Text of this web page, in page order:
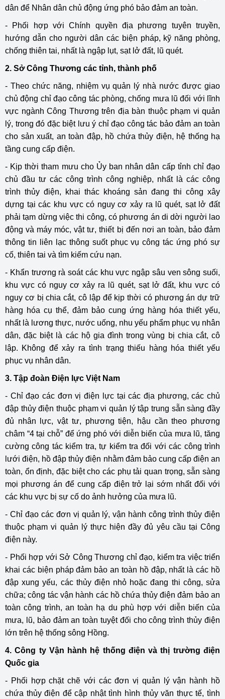
dân để Nhân dân chủ động ứng phó bảo đảm an toàn.
- Phối hợp với Chính quyền địa phương tuyên truyền,
hướng dẫn cho người dân các biện pháp, kỹ năng phòng,
chống thiên tai, nhất là ngập lụt, sạt lở đất, lũ quét.
2. Sở Công Thương các tỉnh, thành phố
- Theo chức năng, nhiệm vụ quản lý nhà nước được giao
chủ động chỉ đạo công tác phòng, chống mưa lũ đối với lĩnh
vực ngành Công Thương trên địa bàn thuộc phạm vi quản
lý, trong đó đặc biệt lưu ý chỉ đạo công tác bảo đảm an toàn
cho sản xuất, an toàn đập, hồ chứa thủy điện, hệ thống hạ
tầng cung cấp điện.
- Kịp thời tham mưu cho Ủy ban nhân dân cấp tỉnh chỉ đạo
chủ đầu tư các công trình công nghiệp, nhất là các công
trình thủy điện, khai thác khoáng sản đang thi công xây
dựng tại các khu vực có nguy cơ xảy ra lũ quét, sạt lở đất
phải tạm dừng việc thi công, có phương án di dời người lao
động và máy móc, vật tư, thiết bị đến nơi an toàn, bảo đảm
thông tin liên lạc thông suốt phục vụ công tác ứng phó sự
cố, thiên tai và tìm kiếm cứu nạn.
- Khẩn trương rà soát các khu vực ngập sâu ven sông suối,
khu vực có nguy cơ xảy ra lũ quét, sạt lở đất, khu vực có
nguy cơ bị chia cắt, cô lập để kịp thời có phương án dự trữ
hàng hóa cụ thể, đảm bảo cung ứng hàng hóa thiết yếu,
nhất là lương thực, nước uống, nhu yếu phẩm phục vụ nhân
dân, đặc biệt là các hộ gia đình trong vùng bị chia cắt, cô
lập. Không để xảy ra tình trạng thiếu hàng hóa thiết yếu
phục vụ nhân dân.
3. Tập đoàn Điện lực Việt Nam
- Chỉ đạo các đơn vị điện lực tại các địa phương, các chủ
đập thủy điện thuộc phạm vi quản lý tập trung sẵn sàng đầy
đủ nhân lực, vật tư, phương tiện, hậu cần theo phương
châm “4 tại chỗ” để ứng phó với diễn biến của mưa lũ, tăng
cường công tác kiểm tra, tự kiểm tra đối với các công trình
lưới điện, hồ đập thủy điện nhằm đảm bảo cung cấp điện an
toàn, ổn định, đặc biệt cho các phụ tải quan trọng, sẵn sàng
mọi phương án để cung cấp điện trở lại sớm nhất đối với
các khu vực bị sự cố do ảnh hưởng của mưa lũ.
- Chỉ đạo các đơn vị quản lý, vận hành công trình thủy điện
thuộc phạm vi quản lý thực hiện đầy đủ yêu cầu tại Công
điện này.
- Phối hợp với Sở Công Thương chỉ đạo, kiểm tra việc triển
khai các biện pháp đảm bảo an toàn hồ đập, nhất là các hồ
đập xung yếu, các thủy điện nhỏ hoặc đang thi công, sửa
chữa; công tác vận hành các hồ chứa thủy điện đảm bảo an
toàn công trình, an toàn hạ du phù hợp với diễn biến của
mưa, lũ, bảo đảm an toàn tuyệt đối cho công trình thủy điện
lớn trên hệ thống sông Hồng.
4. Công ty Vận hành hệ thống điện và thị trường điện
Quốc gia
- Phối hợp chặt chẽ với các đơn vị quản lý vận hành hồ
chứa thủy điện để cập nhật tình hình thủy văn thực tế, tình